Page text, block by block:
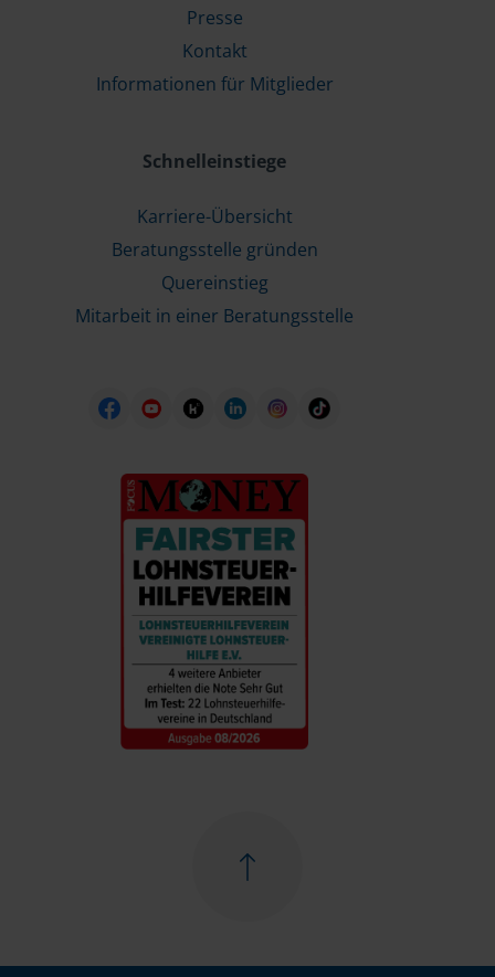
Presse
Kontakt
Informationen für Mitglieder
Schnelleinstiege
Karriere-Übersicht
Beratungsstelle gründen
Quereinstieg
Mitarbeit in einer Beratungsstelle